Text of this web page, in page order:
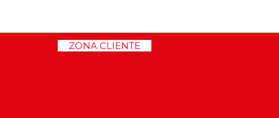
ZONA CLIENTE<<